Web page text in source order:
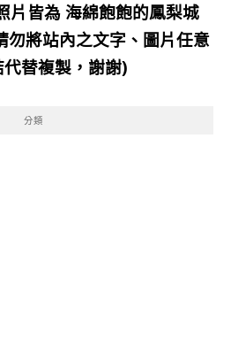
片皆為海綿飽飽的鳳梨城
勿將站內之文字、圖片任意
替複製，謝謝)
分類